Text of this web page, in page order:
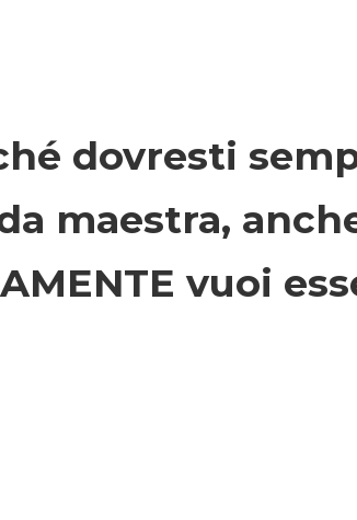
dovresti
maestra,
vuoi